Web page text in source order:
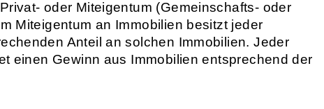
oder Miteigentum (Gemeinschafts- oder
Miteigentum an Immobilien besitzt jeder
Anteil an solchen Immobilien. Jeder
einen Gewinn aus Immobilien entsprechend der